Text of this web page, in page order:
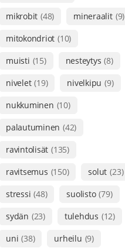
mikrobit (48) mineraalit (9)
mitokondriot (10)
muisti (15) nesteytys (8)
nivelet (19) nivelkipu (9)
nukkuminen (10)
palautuminen (42)
ravintolisät (135)
ravitsemus (150) solut (23)
stressi (48) suolisto (79)
sydän (23) tulehdus (12)
uni (38) urheilu (9)